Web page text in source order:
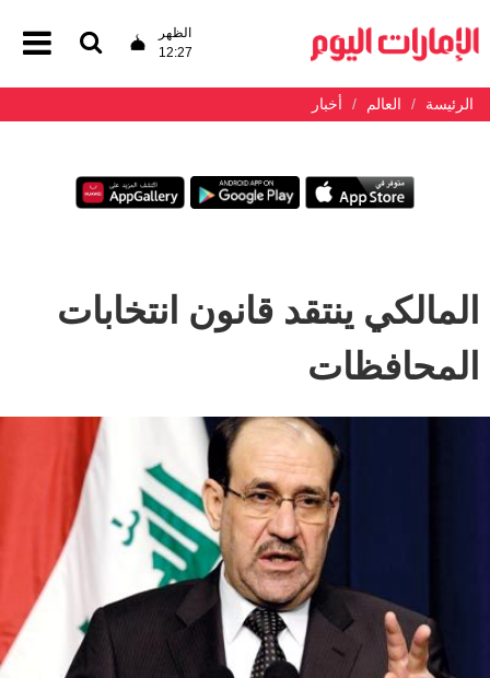
الظهر
12:27
الرئيسة العالم أخبار
المالكي ينتقد قانون انتخابات
المحافظات